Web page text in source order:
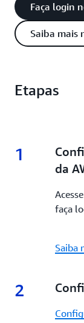
Faça login
Saiba mais
Etapas
1 1.
da
faça
Saiba
2 2.